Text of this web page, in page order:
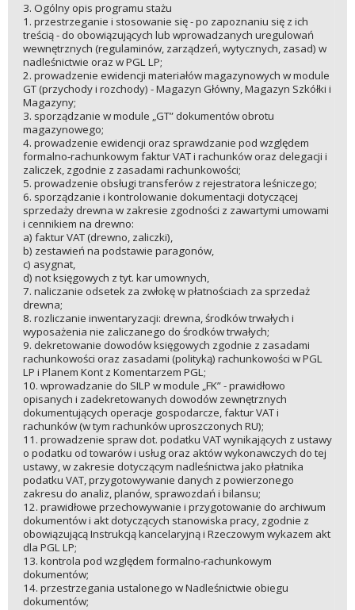
3. Ogólny opis programu stażu
1. przestrzeganie i stosowanie się - po zapoznaniu się z ich
treścią - do obowiązujących lub wprowadzanych uregulowań
wewnętrznych (regulaminów, zarządzeń, wytycznych, zasad) w
nadleśnictwie oraz w PGL LP;
2. prowadzenie ewidencji materiałów magazynowych w module
GT (przychody i rozchody) - Magazyn Główny, Magazyn Szkółki i
Magazyny;
3. sporządzanie w module „GT” dokumentów obrotu
magazynowego;
4. prowadzenie ewidencji oraz sprawdzanie pod względem
formalno-rachunkowym faktur VAT i rachunków oraz delegacji i
zaliczek, zgodnie z zasadami rachunkowości;
5. prowadzenie obsługi transferów z rejestratora leśniczego;
6. sporządzanie i kontrolowanie dokumentacji dotyczącej
sprzedaży drewna w zakresie zgodności z zawartymi umowami
i cennikiem na drewno:
a) faktur VAT (drewno, zaliczki),
b) zestawień na podstawie paragonów,
c) asygnat,
d) not księgowych z tyt. kar umownych,
7. naliczanie odsetek za zwłokę w płatnościach za sprzedaż
drewna;
8. rozliczanie inwentaryzacji: drewna, środków trwałych i
wyposażenia nie zaliczanego do środków trwałych;
9. dekretowanie dowodów księgowych zgodnie z zasadami
rachunkowości oraz zasadami (polityką) rachunkowości w PGL
LP i Planem Kont z Komentarzem PGL;
10. wprowadzanie do SILP w module „FK” - prawidłowo
opisanych i zadekretowanych dowodów zewnętrznych
dokumentujących operacje gospodarcze, faktur VAT i
rachunków (w tym rachunków uproszczonych RU);
11. prowadzenie spraw dot. podatku VAT wynikających z ustawy
o podatku od towarów i usług oraz aktów wykonawczych do tej
ustawy, w zakresie dotyczącym nadleśnictwa jako płatnika
podatku VAT, przygotowywanie danych z powierzonego
zakresu do analiz, planów, sprawozdań i bilansu;
12. prawidłowe przechowywanie i przygotowanie do archiwum
dokumentów i akt dotyczących stanowiska pracy, zgodnie z
obowiązującą Instrukcją kancelaryjną i Rzeczowym wykazem akt
dla PGL LP;
13. kontrola pod względem formalno-rachunkowym
dokumentów;
14. przestrzegania ustalonego w Nadleśnictwie obiegu
dokumentów;